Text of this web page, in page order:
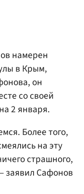
намерен
в Крым,
он
со своей
2 января.
Более того,
на эту
страшного,
заявил Сафонов